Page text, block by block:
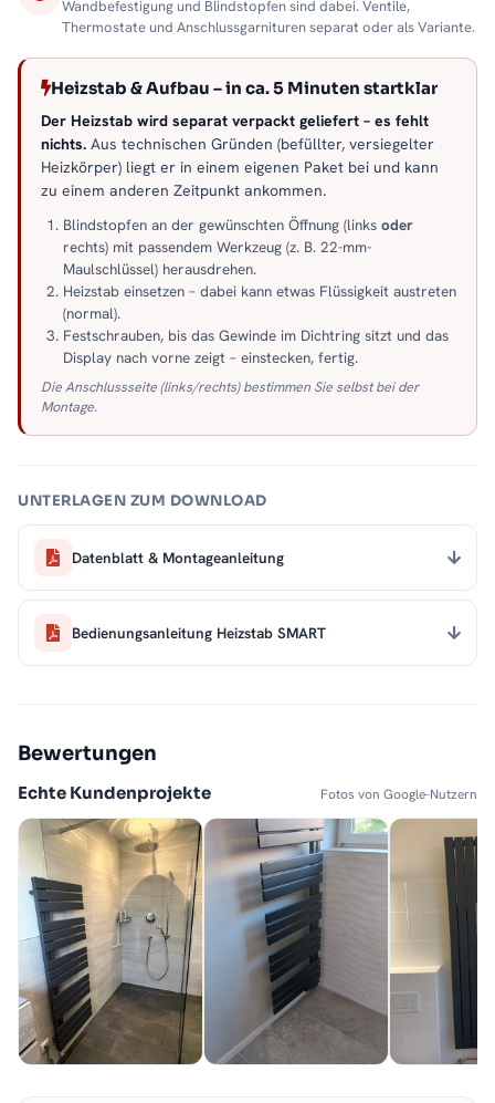
Wandbefestigung und Blindstopfen sind dabei. Ventile,
Thermostate und Anschlussgarnituren separat oder als Variante.
Heizstab & Aufbau – in ca. 5 Minuten startklar
Der Heizstab wird separat verpackt geliefert – es fehlt
nichts. Aus technischen Gründen (befüllter, versiegelter
Heizkörper) liegt er in einem eigenen Paket bei und kann
zu einem anderen Zeitpunkt ankommen.
Blindstopfen an der gewünschten Öffnung (links oder
rechts) mit passendem Werkzeug (z. B. 22-mm-
Maulschlüssel) herausdrehen.
Heizstab einsetzen – dabei kann etwas Flüssigkeit austreten
(normal).
Festschrauben, bis das Gewinde im Dichtring sitzt und das
Display nach vorne zeigt – einstecken, fertig.
Die Anschlussseite (links/rechts) bestimmen Sie selbst bei der
Montage.
UNTERLAGEN ZUM DOWNLOAD
Datenblatt & Montageanleitung
Bedienungsanleitung Heizstab SMART
Bewertungen
Echte Kundenprojekte Fotos von Google-Nutzern